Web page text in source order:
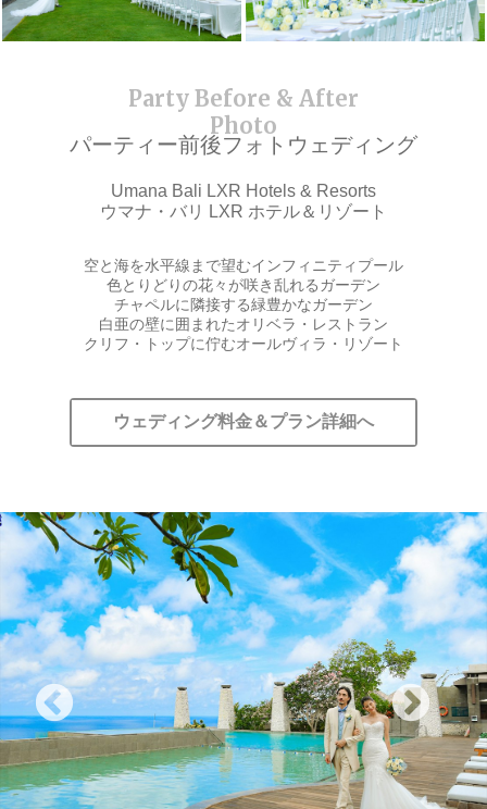
パーティー前後フォトウェディング
Umana Bali LXR Hotels & Resorts
ウマナ・バリ LXR ホテル＆リゾート
空と海を水平線まで望むインフィニティプール
色とりどりの花々が咲き乱れるガーデン
チャペルに隣接する緑豊かなガーデン
白亜の壁に囲まれたオリベラ・レストラン
クリフ・トップに佇むオールヴィラ・リゾート
ウェディング料金＆プラン詳細へ